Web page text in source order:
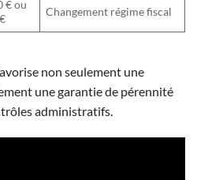
€ ou
Changement régime fiscal
non seulement une
une garantie de pérennité
administratifs.